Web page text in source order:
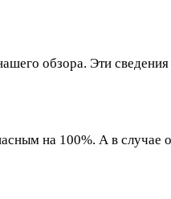
обзора. Эти
на 100%. А в случае